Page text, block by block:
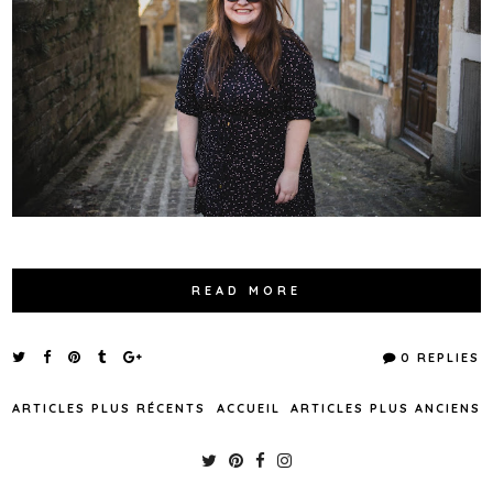
READ MORE
0 REPLIES
ARTICLES PLUS RÉCENTS ARTICLES PLUS ANCIENS
ACCUEIL